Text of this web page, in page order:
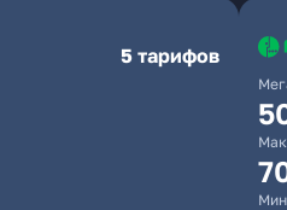
5 тарифов